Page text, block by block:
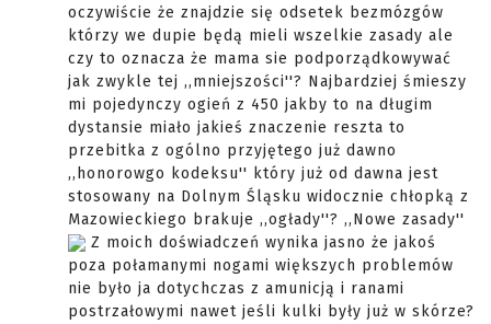
oczywiście że znajdzie się odsetek bezmózgów
którzy we dupie będą mieli wszelkie zasady ale
czy to oznacza że mama sie podporządkowywać
jak zwykle tej ,,mniejszości''? Najbardziej śmieszy
mi pojedynczy ogień z 450 jakby to na długim
dystansie miało jakieś znaczenie reszta to
przebitka z ogólno przyjętego już dawno
,,honorowgo kodeksu'' który już od dawna jest
stosowany na Dolnym Śląsku widocznie chłopką z
Mazowieckiego brakuje ,,ogłady''? ,,Nowe zasady''
Z moich doświadczeń wynika jasno że jakoś
poza połamanymi nogami większych problemów
nie było ja dotychczas z amunicją i ranami
postrzałowymi nawet jeśli kulki były już w skórze?